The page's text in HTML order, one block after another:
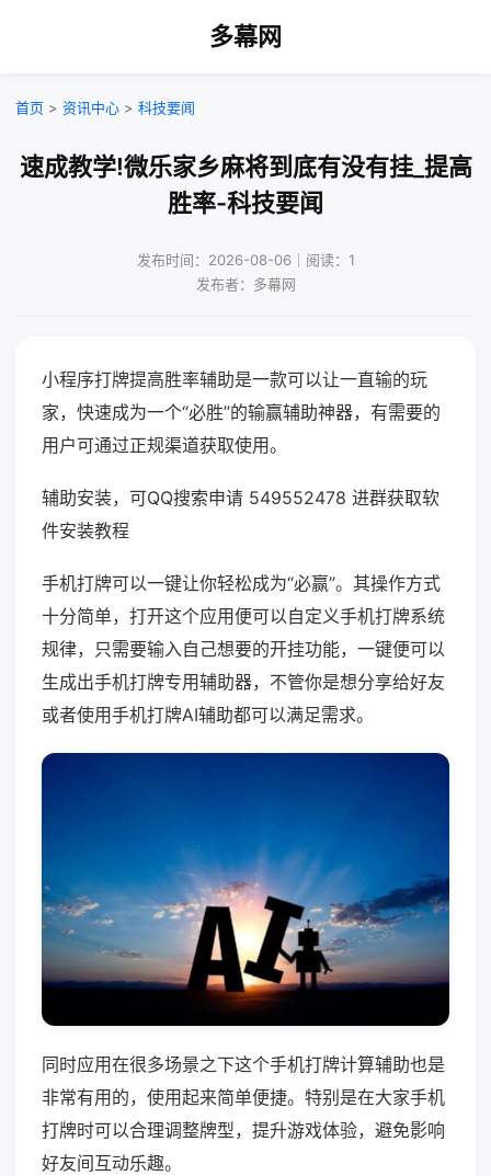
多幕网
首页 > 资讯中心 > 科技要闻
速成教学!微乐家乡麻将到底有没有挂_提高
胜率-科技要闻
发布时间：2026-08-06｜阅读：1
发布者：多幕网
小程序打牌提高胜率辅助是一款可以让一直输的玩
家，快速成为一个“必胜”的输赢辅助神器，有需要的
用户可通过正规渠道获取使用。
辅助安装，可QQ搜索申请 549552478 进群获取软
件安装教程
手机打牌可以一键让你轻松成为“必赢”。其操作方式
十分简单，打开这个应用便可以自定义手机打牌系统
规律，只需要输入自己想要的开挂功能，一键便可以
生成出手机打牌专用辅助器，不管你是想分享给好友
或者使用手机打牌AI辅助都可以满足需求。
同时应用在很多场景之下这个手机打牌计算辅助也是
非常有用的，使用起来简单便捷。特别是在大家手机
打牌时可以合理调整牌型，提升游戏体验，避免影响
好友间互动乐趣。